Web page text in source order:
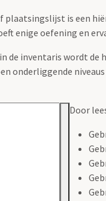
plaatsingslijst is een
enige oefening en
de inventaris wordt de
onderliggende
Door